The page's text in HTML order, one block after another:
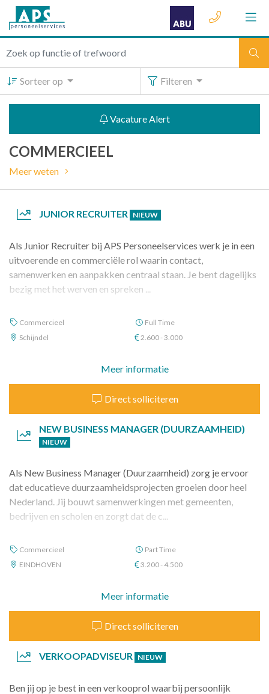
Sorteer op Filteren
Vacature Alert
COMMERCIEEL
Meer weten
JUNIOR RECRUITER NIEUW
Als Junior Recruiter bij APS Personeelservices werk je in een
uitvoerende en commerciële rol waarin contact,
samenwerken en aanpakken centraal staan. Je bent dagelijks
bezig met het werven en spreken ...
Commercieel
Full Time
Schijndel
2.600 - 3.000
Meer informatie
Direct solliciteren
NEW BUSINESS MANAGER (DUURZAAMHEID)
NIEUW
Als New Business Manager (Duurzaamheid) zorg je ervoor
dat educatieve duurzaamheidsprojecten groeien door heel
Nederland. Jij bouwt samenwerkingen met gemeenten,
bedrijven en scholen en zorgt dat de c...
Commercieel
Part Time
EINDHOVEN
3.200 - 4.500
Meer informatie
Direct solliciteren
VERKOOPADVISEUR NIEUW
Ben jij op je best in een verkooprol waarbij persoonlijk